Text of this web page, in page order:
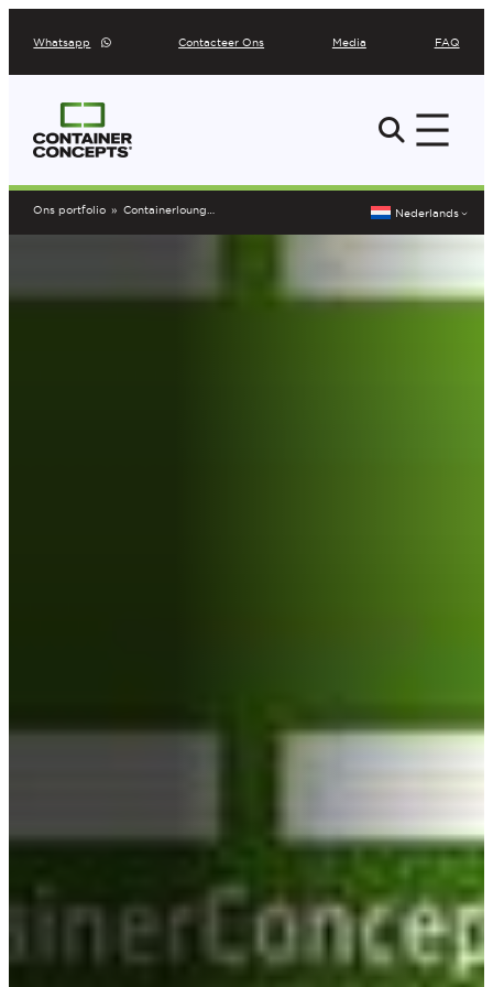
naar
inhoud
Whatsapp Contacteer Ons Media FAQ
Ons portfolio » Containerlounge Drongen Nederlands